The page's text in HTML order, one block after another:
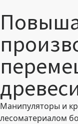
Манипуляторы и
лесоматериалом